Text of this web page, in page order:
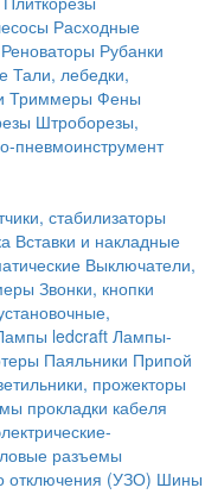
Расходные
Реноваторы Рубанки
Тали, лебедки,
Триммеры Фены
Штроборезы,
пневмоинструмент
стабилизаторы
Вставки и накладные
Выключатели,
Звонки, кнопки
ledcraft Лампы-
Паяльники Припой
прожекторы
прокладки кабеля
разъемы
отключения (УЗО) Шины